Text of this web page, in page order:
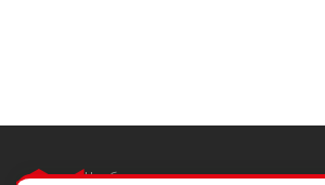
Чтобы вам легко